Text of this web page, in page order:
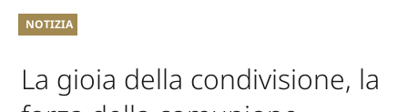
NOTIZIA
La gioia della condivisione, la